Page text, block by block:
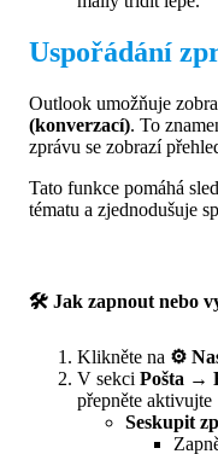
Uspořádání
Outlook umožňuje
(konverzací). To
zprávu se zobrazí
Tato funkce pomáhá
tématu a zjednodušuje
🛠 Jak zapnout nebo
Klikněte na ⚙️
V sekci Pošta →
přepněte aktivujte
Seskupit